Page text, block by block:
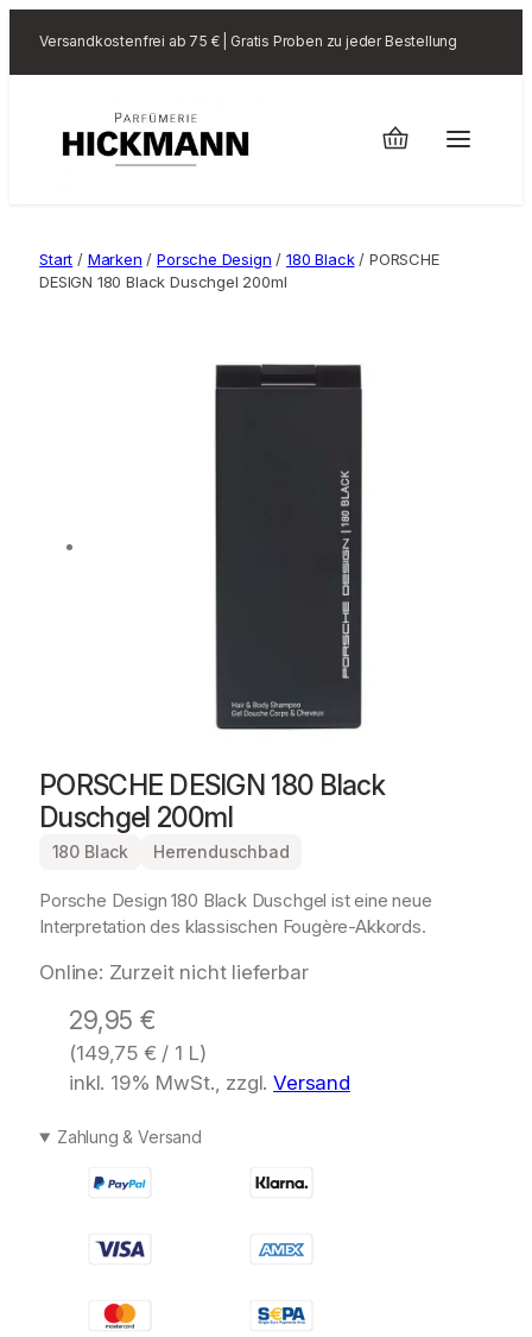
Versandkostenfrei ab 75 € | Gratis Proben zu jeder Bestellung
Start / Marken /Porsche Design /180 Black/ PORSCHE
DESIGN 180 Black Duschgel 200ml
PORSCHE DESIGN 180 Black
Duschgel 200ml
180 Black Herrenduschbad
Porsche Design 180 Black Duschgel ist eine neue
Interpretation des klassischen Fougère-Akkords.
Online: Zurzeit nicht lieferbar
29,95€
(149,75 € / 1 L)
inkl. 19% MwSt., zzgl.Versand
Zahlung & Versand